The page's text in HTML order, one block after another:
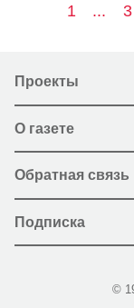
1 ... 3
Проекты
О газете
Обратная связь
Подписка
©